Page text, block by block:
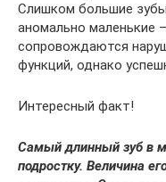
Слишком большие
аномально маленькие
сопровождаются
функций, однако
Интересный факт!
Самый длинный зуб в
подростку. Величина